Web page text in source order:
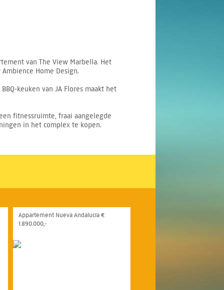
van The View Marbella. Het
Home Design.
keuken van JA Flores maakt het
fitnessruimte, fraai aangelegde
in het complex te kopen.
Appartement Nueva Andalucía €
1.890.000,-